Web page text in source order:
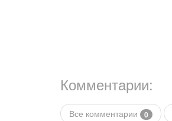
Комментарии:
Все комментарии 0